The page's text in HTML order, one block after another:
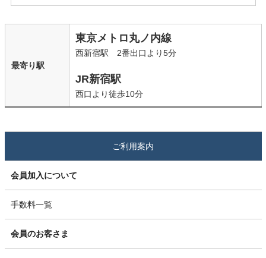
最寄り駅
東京メトロ丸ノ内線
西新宿駅 2番出口より5分
JR新宿駅
西口より徒歩10分
ご利用案内
会員加入について
手数料一覧
会員のお客さま